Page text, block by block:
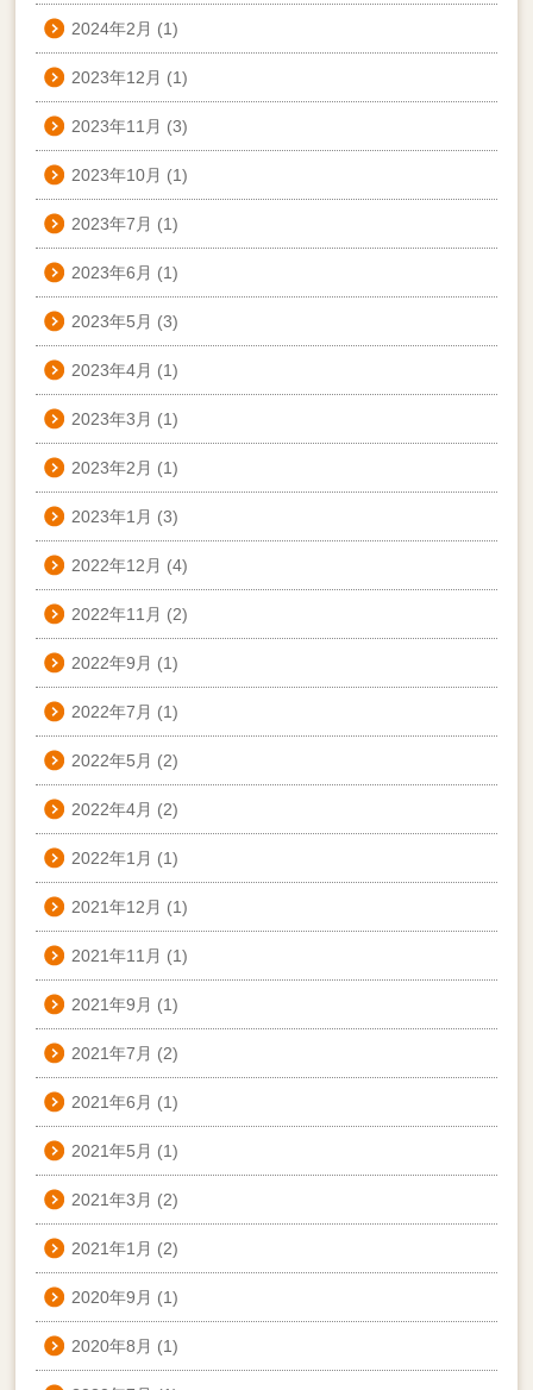
2024年2月 (1)
2023年12月 (1)
2023年11月 (3)
2023年10月 (1)
2023年7月 (1)
2023年6月 (1)
2023年5月 (3)
2023年4月 (1)
2023年3月 (1)
2023年2月 (1)
2023年1月 (3)
2022年12月 (4)
2022年11月 (2)
2022年9月 (1)
2022年7月 (1)
2022年5月 (2)
2022年4月 (2)
2022年1月 (1)
2021年12月 (1)
2021年11月 (1)
2021年9月 (1)
2021年7月 (2)
2021年6月 (1)
2021年5月 (1)
2021年3月 (2)
2021年1月 (2)
2020年9月 (1)
2020年8月 (1)